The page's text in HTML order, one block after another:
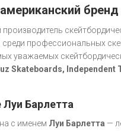
профессиональных
уважаемых
Skateboards, Independent
Барлетта
с именем Луи Барлетта —